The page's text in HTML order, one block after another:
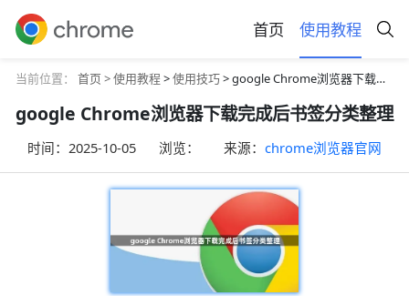
首页 使用教程
当前位置： 首页 >使用教程>使用技巧> google Chrome浏览器下载完成后书签分类整理
google Chrome浏览器下载完成后书签分类整理
时间：2025-10-05 浏览： 来源： chrome浏览器官网